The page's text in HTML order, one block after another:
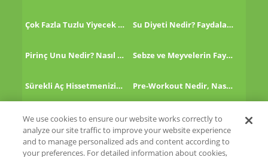
Çok Fazla Tuzlu Yiyecek Tükettikten Sonra Ne Yapmalı? Su Diyeti Nedir? Faydaları Nelerdir?
Pirinç Unu Nedir? Nasıl Tüketilir? Sebze ve Meyvelerin Faydaları!
Sürekli Aç Hissetmenizin 8 Nedeni! Pre-Workout Nedir, Nasıl Kullanılır?
Kinoa Nedir, Nasıl Tüketilir?
We use cookies to ensure our website works correctly to
analyze our site traffic to improve your website experience
and to manage personalized ads and content according to
your preferences. For detailed information about cookies,